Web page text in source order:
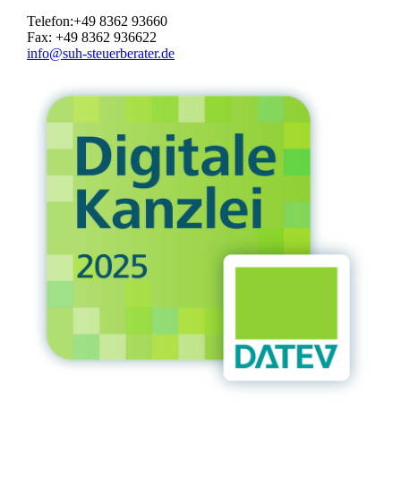
Telefon:+49 8362 93660
Fax: +49 8362 936622
info@suh-steuerberater.de